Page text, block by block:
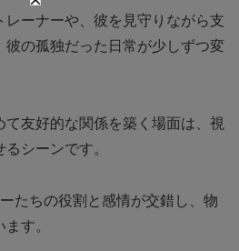
ーナーや、彼を見守りながら支
彼の孤独だった日常が少しずつ変
友好的な関係を築く場面は、視
シーンです。
たちの役割と感情が交錯し、物
す。